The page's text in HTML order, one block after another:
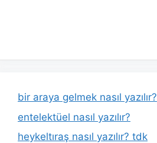
bir araya gelmek nasıl yazılır?
entelektüel nasıl yazılır?
heykeltıraş nasıl yazılır? tdk